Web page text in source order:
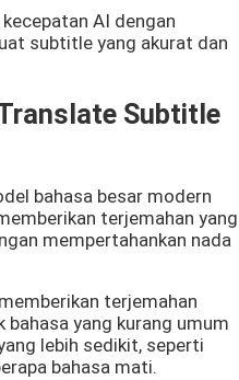
AI dengan
subtitle yang akurat dan
Subtitle
bahasa besar modern
terjemahan yang
mempertahankan nada
terjemahan
yang kurang umum
lebih sedikit, seperti
bahasa mati.